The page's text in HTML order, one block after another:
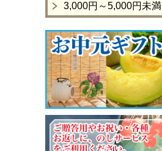
3,000円～5,000円未満